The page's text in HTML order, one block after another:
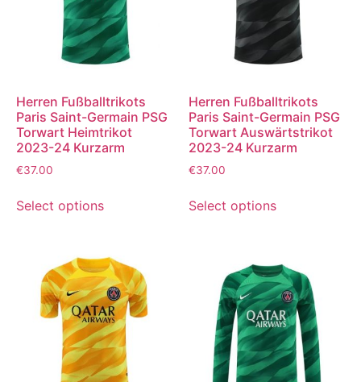
Herren Fußballtrikots
Paris Saint-Germain PSG
Torwart Heimtrikot
2023-24 Kurzarm
€37.00
Select options
Herren Fußballtrikots
Paris Saint-Germain PSG
Torwart Auswärtstrikot
2023-24 Kurzarm
€37.00
Select options